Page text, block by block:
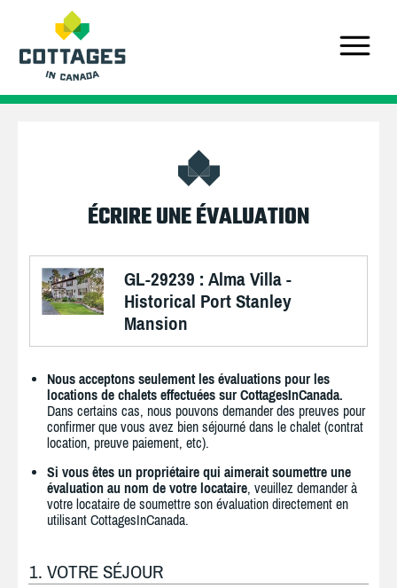
ÉCRIRE UNE ÉVALUATION
GL-29239 : Alma Villa -
Historical Port Stanley
Mansion
Nous acceptons seulement les évaluations pour les
locations de chalets effectuées sur CottagesInCanada.
Dans certains cas, nous pouvons demander des preuves pour
confirmer que vous avez bien séjourné dans le chalet (contrat
location, preuve paiement, etc).
Si vous êtes un propriétaire qui aimerait soumettre une
évaluation au nom de votre locataire, veuillez demander à
votre locataire de soumettre son évaluation directement en
utilisant CottagesInCanada.
1. VOTRE SÉJOUR